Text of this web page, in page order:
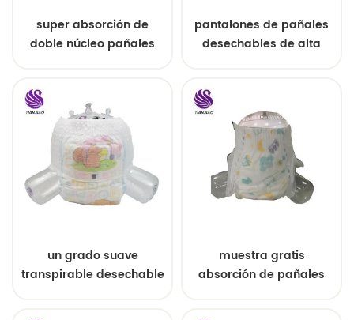
super absorción de
doble núcleo pañales
pantalones de pañales
desechables de alta
un grado suave
transpirable desechable
muestra gratis
absorción de pañales